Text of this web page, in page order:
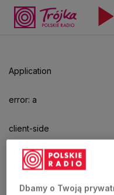
Application
error: a
client-side
exception
has
aby
odtwarzać.
Dbamy o Twoją